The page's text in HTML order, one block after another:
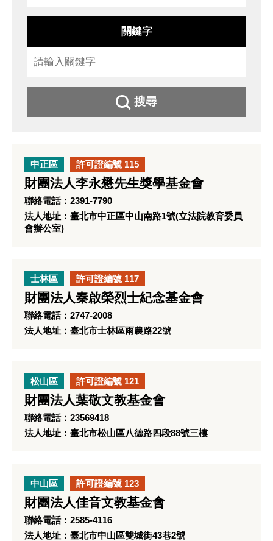
關鍵字
搜尋
中正區 許可證編號 115
財團法人李永懋先生獎學基金會
聯絡電話：2391-7790
法人地址：臺北市中正區中山南路1號(立法院教育委員
會辦公室)
士林區 許可證編號 117
財團法人秦啟榮烈士紀念基金會
聯絡電話：2747-2008
法人地址：臺北市士林區雨農路22號
松山區 許可證編號 121
財團法人葉敬文教基金會
聯絡電話：23569418
法人地址：臺北市松山區八德路四段88號三樓
中山區 許可證編號 123
財團法人佳音文教基金會
聯絡電話：2585-4116
法人地址：臺北市中山區雙城街43巷2號